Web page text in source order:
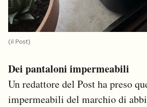
(il Post)
Dei pantaloni impermeabili
Un redattore del Post ha preso
impermeabili del marchio di